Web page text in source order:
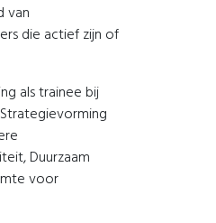
van
die actief zijn of
als trainee bij
Duurzaam
voor